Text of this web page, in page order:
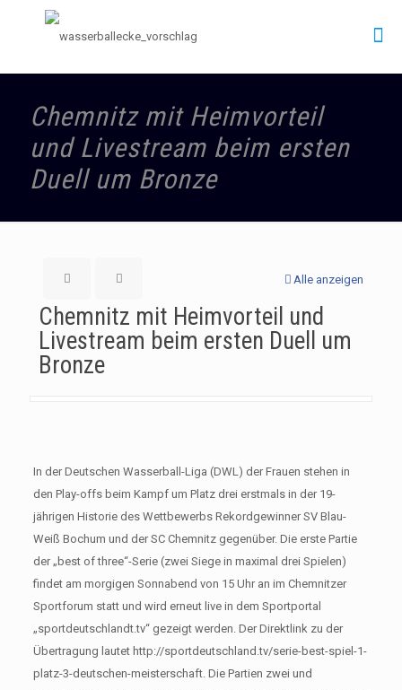
Chemnitz mit Heimvorteil
und Livestream beim ersten
Duell um Bronze
Alle anzeigen
Chemnitz mit Heimvorteil und
Livestream beim ersten Duell um
Bronze
In der Deutschen Wasserball-Liga (DWL) der Frauen stehen in
den Play-offs beim Kampf um Platz drei erstmals in der 19-
jährigen Historie des Wettbewerbs Rekordgewinner SV Blau-
Weiß Bochum und der SC Chemnitz gegenüber. Die erste Partie
der „best of three“-Serie (zwei Siege in maximal drei Spielen)
findet am morgigen Sonnabend von 15 Uhr an im Chemnitzer
Sportforum statt und wird erneut live in dem Sportportal
„sportdeutschlandt.tv“ gezeigt werden. Der Direktlink zu der
Übertragung lautet http://sportdeutschland.tv/serie-best-spiel-1-
platz-3-deutschen-meisterschaft. Die Partien zwei und